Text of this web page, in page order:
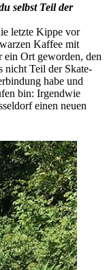
selbst Teil der
letzte Kippe vor
Kaffee mit
Ort geworden, den
nicht Teil der Skate-
habe und
bin: Irgendwie
einen neuen